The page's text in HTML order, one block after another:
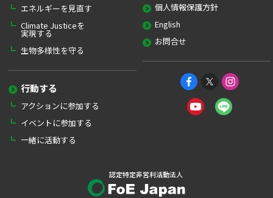
エネルギーを見直す
Climate Justiceを
実現する
生物多様性を守る
行動する
アクションに参加する
イベントに参加する
一緒に活動する
個人情報保護方針
English
お問合せ
認定特定非営利活動法人